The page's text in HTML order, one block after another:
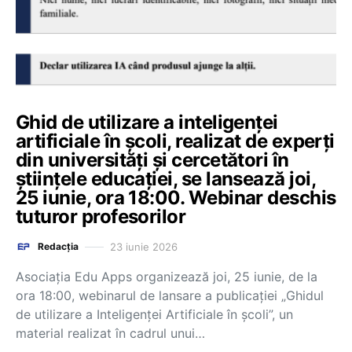
Ghid de utilizare a inteligenței
artificiale în școli, realizat de experți
din universități și cercetători în
științele educației, se lansează joi,
25 iunie, ora 18:00. Webinar deschis
tuturor profesorilor
Redacția 23 iunie 2026
Asociația Edu Apps organizează joi, 25 iunie, de la
ora 18:00, webinarul de lansare a publicației „Ghidul
de utilizare a Inteligenței Artificiale în școli”, un
material realizat în cadrul unui…